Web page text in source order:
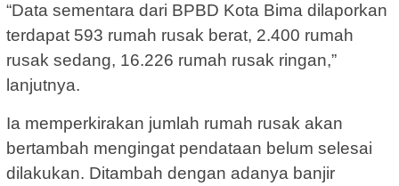
“Data sementara dari BPBD Kota Bima dilaporkan
terdapat 593 rumah rusak berat, 2.400 rumah
rusak sedang, 16.226 rumah rusak ringan,”
lanjutnya.
Ia memperkirakan jumlah rumah rusak akan
bertambah mengingat pendataan belum selesai
dilakukan. Ditambah dengan adanya banjir